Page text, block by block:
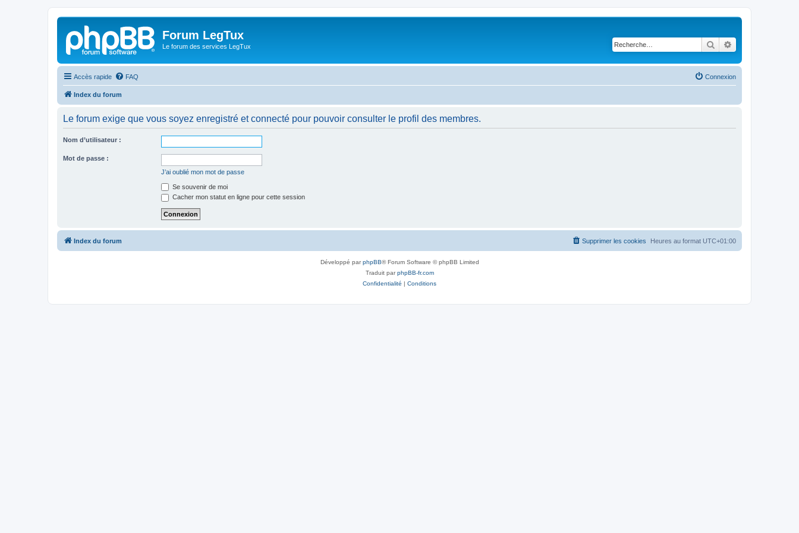
Forum LegTux
Le forum des services LegTux Rechercher
Accès rapide FAQ Connexion
Index du forum
Le forum exige que vous soyez enregistré et connecté pour pouvoir consulter le profil des membres.
Nom d’utilisateur :
Mot de passe :
J’ai oublié mon mot de passe
Se souvenir de moi
Cacher mon statut en ligne pour cette session
Index du forum Heures au format UTC+01:00
Supprimer les cookies
Développé parphpBB® Forum Software © phpBB Limited
Traduit parphpBB-fr.com
Confidentialité | Conditions